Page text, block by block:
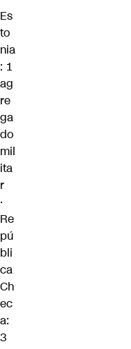
Es
to
nia
: 1
ag
re
ga
do
mil
ita
r
·
Re
pú
bli
ca
Ch
ec
a:
3